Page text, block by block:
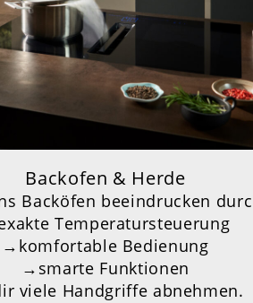
Backofen & Herde
Backöfen beeindrucken
Temperatursteuerung
→ komfortable Bedienung
→smarte Funktionen
viele Handgriffe abnehmen.